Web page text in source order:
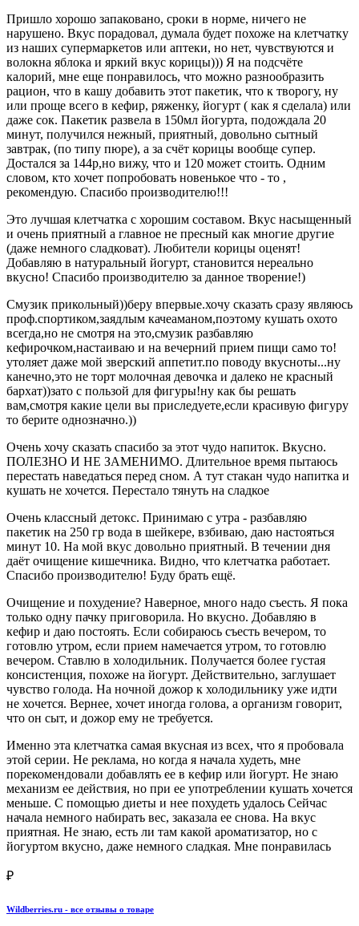
Пришло хорошо запаковано, сроки в норме, ничего не
нарушено. Вкус порадовал, думала будет похоже на клетчатку
из наших супермаркетов или аптеки, но нет, чувствуются и
волокна яблока и яркий вкус корицы))) Я на подсчёте
калорий, мне еще понравилось, что можно разнообразить
рацион, что в кашу добавить этот пакетик, что к творогу, ну
или проще всего в кефир, ряженку, йогурт ( как я сделала) или
даже сок. Пакетик развела в 150мл йогурта, подождала 20
минут, получился нежный, приятный, довольно сытный
завтрак, (по типу пюре), а за счёт корицы вообще супер.
Достался за 144р,но вижу, что и 120 может стоить. Одним
словом, кто хочет попробовать новенькое что - то ,
рекомендую. Спасибо производителю!!!
Это лучшая клетчатка с хорошим составом. Вкус насыщенный
и очень приятный а главное не пресный как многие другие
(даже немного сладковат). Любители корицы оценят!
Добавляю в натуральный йогурт, становится нереально
вкусно! Спасибо производителю за данное творение!)
Смузик прикольный))беру впервые.хочу сказать сразу являюсь
проф.спортиком,заядлым качеаманом,поэтому кушать охото
всегда,но не смотря на это,смузик разбавляю
кефирочком,настаиваю и на вечерний прием пищи само то!
утоляет даже мой зверский аппетит.по поводу вкусноты...ну
канечно,это не торт молочная девочка и далеко не красный
бархат))зато с пользой для фигуры!ну как бы решать
вам,смотря какие цели вы приследуете,если красивую фигуру
то берите однозначно.))
Очень хочу сказать спасибо за этот чудо напиток. Вкусно.
ПОЛЕЗНО И НЕ ЗАМЕНИМО. Длительное время пытаюсь
перестать наведаться перед сном. А тут стакан чудо напитка и
кушать не хочется. Перестало тянуть на сладкое
Очень классный детокс. Принимаю с утра - разбавляю
пакетик на 250 гр вода в шейкере, взбиваю, даю настояться
минут 10. На мой вкус довольно приятный. В течении дня
даёт очищение кишечника. Видно, что клетчатка работает.
Спасибо производителю! Буду брать ещё.
Очищение и похудение? Наверное, много надо съесть. Я пока
только одну пачку приговорила. Но вкусно. Добавляю в
кефир и даю постоять. Если собираюсь съесть вечером, то
готовлю утром, если прием намечается утром, то готовлю
вечером. Ставлю в холодильник. Получается более густая
консистенция, похоже на йогурт. Действительно, заглушает
чувство голода. На ночной дожор к холодильнику уже идти
не хочется. Вернее, хочет иногда голова, а организм говорит,
что он сыт, и дожор ему не требуется.
Именно эта клетчатка самая вкусная из всех, что я пробовала
этой серии. Не реклама, но когда я начала худеть, мне
порекомендовали добавлять ее в кефир или йогурт. Не знаю
механизм ее действия, но при ее употреблении кушать хочется
меньше. С помощью диеты и нее похудеть удалось Сейчас
начала немного набирать вес, заказала ее снова. На вкус
приятная. Не знаю, есть ли там какой ароматизатор, но с
йогуртом вкусно, даже немного сладкая. Мне понравилась
₽
Wildberries.ru - все отзывы о товаре